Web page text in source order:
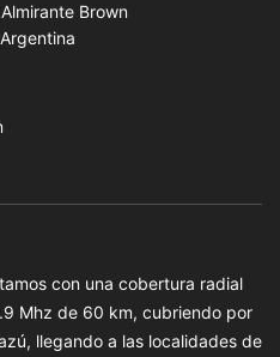
Brown
con una cobertura radial
Mhz de 60 km, cubriendo por
llegando a las localidades de